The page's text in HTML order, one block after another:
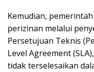
Kemudian,
perizinan melalui
Persetujuan Teknis
Level Agreement
tidak terselesaikan